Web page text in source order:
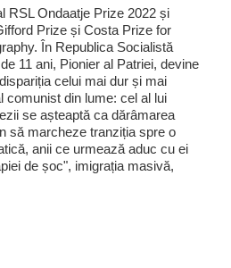
RSL Ondaatje Prize 2022 și
Prize și Costa Prize for
În Republica Socialistă
11 ani, Pionier al Patriei, devine
celui mai dur și mai
comunist din lume: cel al lui
se așteaptă ca dărâmarea
să marcheze tranziția spre o
anii ce urmează aduc cu ei
de șoc", imigrația masivă,